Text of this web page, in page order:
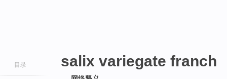
目录 salix variegate franch